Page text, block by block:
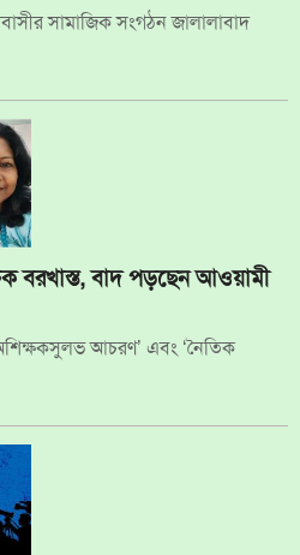
সামাজিক সংগঠন জালালাবাদ
বরখাস্ত, বাদ পড়ছেন আওয়ামী
আচরণ’ এবং ‘নৈতিক